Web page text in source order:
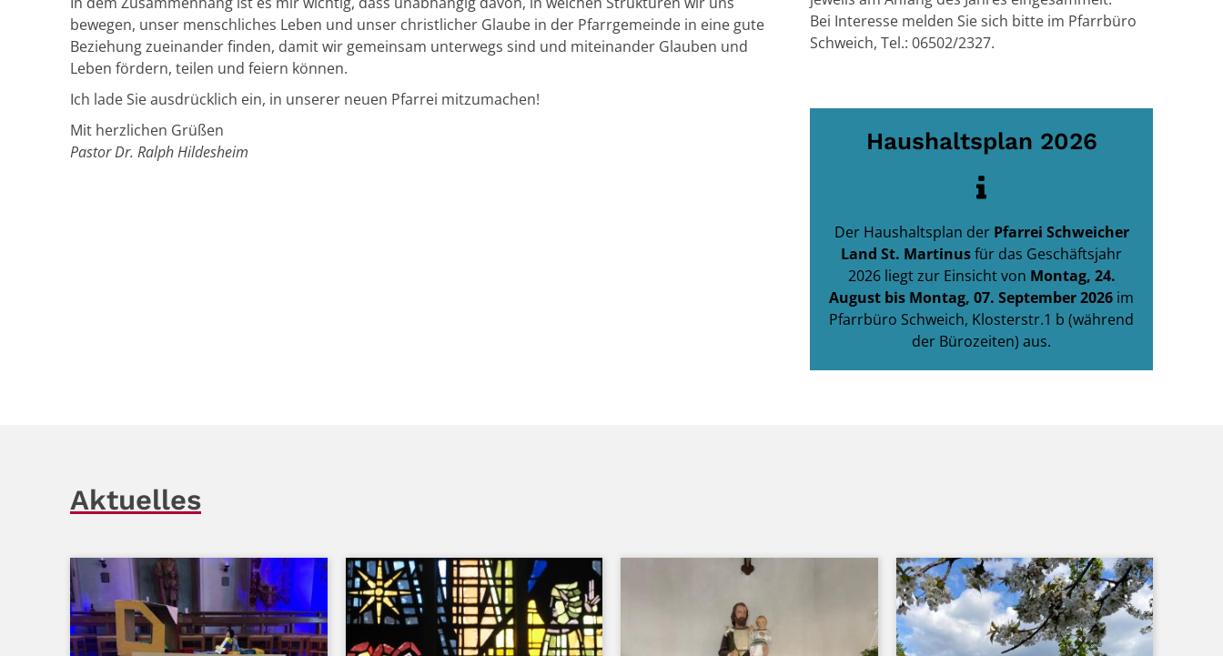
bewegen, unser menschliches Leben und unser christlicher Glaube in der Pfarrgemeinde in eine gute
Beziehung zueinander finden, damit wir gemeinsam unterwegs sind und miteinander Glauben und
Leben fördern, teilen und feiern können.
Ich lade Sie ausdrücklich ein, in unserer neuen Pfarrei mitzumachen!
Mit herzlichen Grüßen
Pastor Dr. Ralph Hildesheim
Bei Interesse melden Sie sich bitte im Pfarrbüro
Schweich, Tel.: 06502/2327.
Haushaltsplan 2026
Der Haushaltsplan der Pfarrei Schweicher
Land St. Martinusfür das Geschäftsjahr
2026 liegt zur Einsicht von Montag, 24.
August bis Montag, 07. September 2026 im
Pfarrbüro Schweich, Klosterstr.1 b (während
der Bürozeiten) aus.
Aktuelles